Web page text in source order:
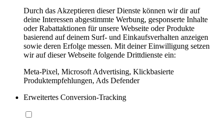
Durch das Akzeptieren dieser Dienste können wir dir auf
deine Interessen abgestimmte Werbung, gesponserte Inhalte
oder Rabattaktionen für unsere Webseite oder Produkte
basierend auf deinem Surf- und Einkaufsverhalten anzeigen
sowie deren Erfolge messen. Mit deiner Einwilligung setzen
wir auf dieser Webseite folgende Drittdienste ein:
Meta-Pixel, Microsoft Advertising, Klickbasierte
Produktempfehlungen, Ads Defender
Erweitertes Conversion-Tracking